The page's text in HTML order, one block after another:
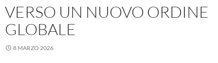
VERSO UN NUOVO ORDINE
GLOBALE
8 MARZO 2026